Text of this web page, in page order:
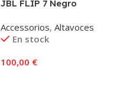
JBL FLIP 7 Negro
Accessorios, Altavoces
En stock
100,00 €